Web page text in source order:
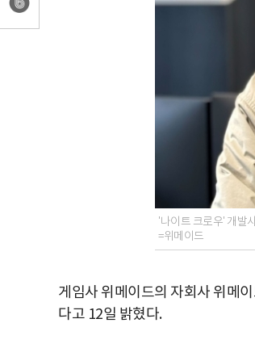
'나이트 크로우' 개발
=위메이드
게임사 위메이드의 자회사 위메
다고 12일 밝혔다.